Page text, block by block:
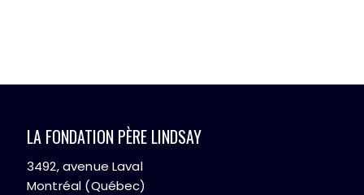
LA FONDATION PÈRE LINDSAY
3492, avenue Laval
Montréal (Québec)